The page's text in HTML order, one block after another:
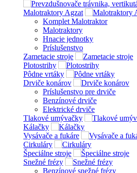
Malotraktory Agzat
Komplet Malotraktor
Malotraktory
Hnacie jednotky
Príslušenstvo
Zametacie stroje
Plotostrihy
Pôdne vrtáky
Drviče konárov
Príslušenstvo pre drviče
Benzínové drviče
Elektrické drviče
Tlakové umývačky
Kálačky
Vysávače a fukáre
Cirkuláry
Špeciálne stroje
Snežné frézy
Benzínové snežné frézy